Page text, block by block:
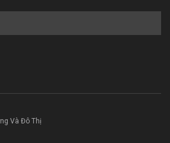
Và Đô Thị